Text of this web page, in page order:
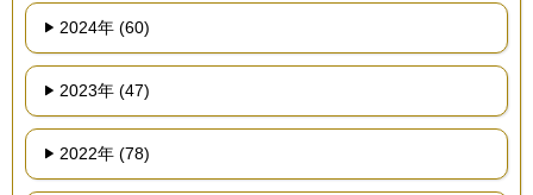
2024年 (60)
2023年 (47)
2022年 (78)